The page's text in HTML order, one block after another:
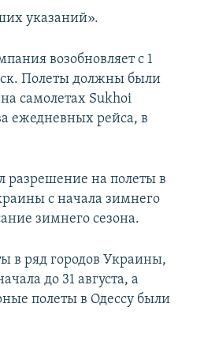
указаний».
возобновляет с 1
Полеты должны были
самолетах Sukhoi
ежедневных рейса, в
разрешение на полеты в
с начала зимнего
зимнего сезона.
в ряд городов Украины,
до 31 августа, а
полеты в Одессу были